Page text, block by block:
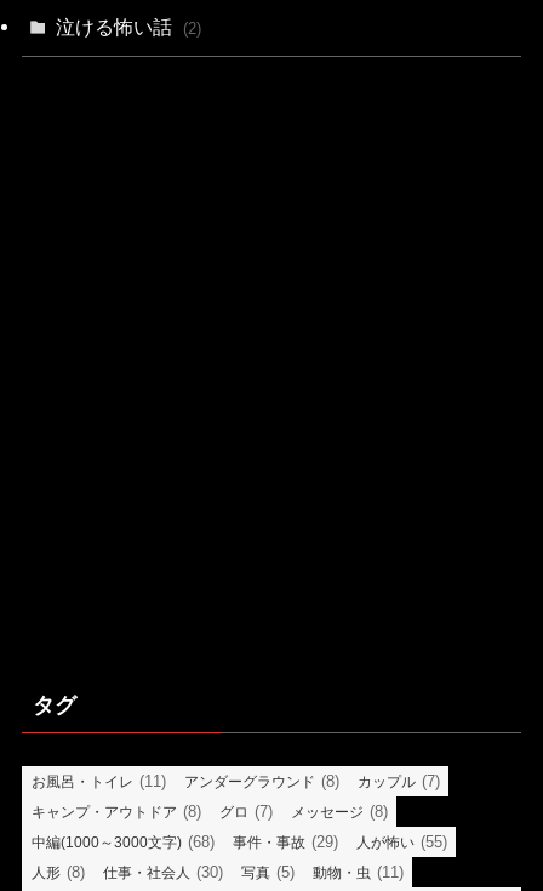
泣ける怖い話 (2)
タグ
お風呂・トイレ (11) アンダーグラウンド (8) カップル (7)
キャンプ・アウトドア (8) グロ (7) メッセージ (8)
中編(1000～3000文字) (68) 事件・事故 (29) 人が怖い (55)
人形 (8) 仕事・社会人 (30) 写真 (5) 動物・虫 (11)